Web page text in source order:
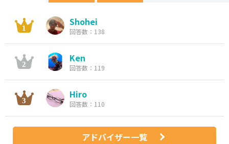
Shohei
回答数：138
Ken
回答数：119
Hiro
回答数：110
アドバイザー一覧